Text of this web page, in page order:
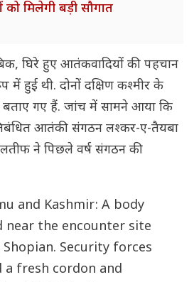
मिलेगी बड़ी सौगात
घिरे हुए आतंकवादियों की पहचान
हुई थी. दोनों दक्षिण कश्मीर के
गए हैं. जांच में सामने आया कि
आतंकी संगठन लश्कर-ए-तैयबा
ने पिछले वर्ष संगठन की
and Kashmir: A body
near the encounter site
Shopian. Security forces
a fresh cordon and